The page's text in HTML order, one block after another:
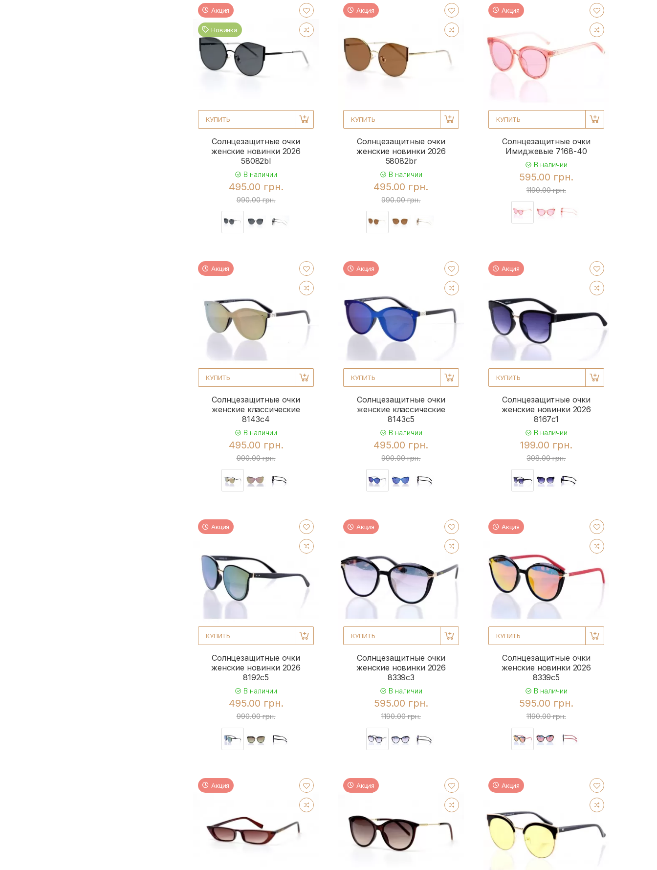
Акция
Новинка
КУПИТЬ
Солнцезащитные очки
женские новинки 2026
58082bl
В наличии
495.00 грн.
990.00 грн.
Акция
КУПИТЬ
Солнцезащитные очки
женские новинки 2026
58082br
В наличии
495.00 грн.
990.00 грн.
Акция
КУПИТЬ
Солнцезащитные очки
Имиджевые 7168-40
В наличии
595.00 грн.
1190.00 грн.
Акция
КУПИТЬ
Солнцезащитные очки
женские классические
8143c4
В наличии
495.00 грн.
990.00 грн.
Акция
КУПИТЬ
Солнцезащитные очки
женские классические
8143c5
В наличии
495.00 грн.
990.00 грн.
Акция
КУПИТЬ
Солнцезащитные очки
женские новинки 2026
8167c1
В наличии
199.00 грн.
398.00 грн.
Акция
КУПИТЬ
Солнцезащитные очки
женские новинки 2026
8192c5
В наличии
495.00 грн.
990.00 грн.
Акция
КУПИТЬ
Солнцезащитные очки
женские новинки 2026
8339c3
В наличии
595.00 грн.
1190.00 грн.
Акция
КУПИТЬ
Солнцезащитные очки
женские новинки 2026
8339c5
В наличии
595.00 грн.
1190.00 грн.
Акция Акция Акция